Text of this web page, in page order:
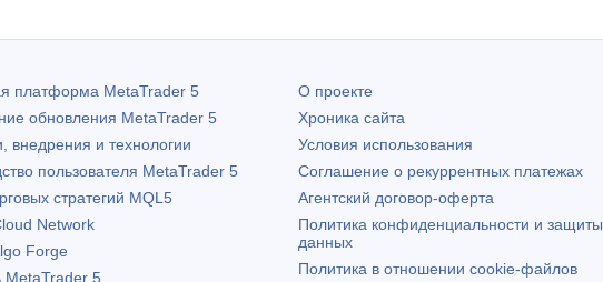
платформа MetaTrader 5
обновления MetaTrader 5
внедрения и технологии
пользователя MetaTrader 5
стратегий MQL5
Network
Forge
MetaTrader 5
О проекте
Хроника сайта
Условия использования
Соглашение о рекуррентных платежах
Агентский договор-оферта
Политика конфиденциальности и защиты
данных
Политика в отношении cookie-файлов